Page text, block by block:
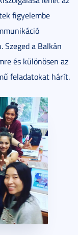
figyelembe
Szeged a Balkán
és különösen az
feladatokat hárít.